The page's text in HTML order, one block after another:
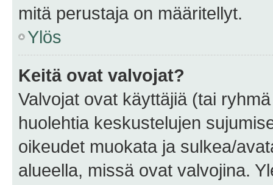
mitä perustaja on määritellyt.
Ylös
Keitä ovat valvojat?
Valvojat ovat käyttäjiä (tai
huolehtia keskustelujen
oikeudet muokata ja sulkea/
alueella, missä ovat valvojina.